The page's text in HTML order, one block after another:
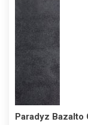
Paradyz Bazalto